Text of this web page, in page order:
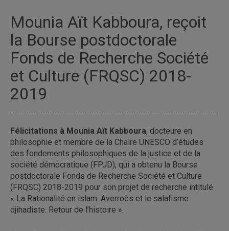
Mounia Aït Kabboura, reçoit
la Bourse postdoctorale
Fonds de Recherche Société
et Culture (FRQSC) 2018-
2019
Félicitations à Mounia Aït Kabboura, docteure en
philosophie et membre de la Chaire UNESCO d’études
des fondements philosophiques de la justice et de la
société démocratique (FPJD), qui a obtenu la Bourse
postdoctorale Fonds de Recherche Société et Culture
(FRQSC) 2018-2019 pour son projet de recherche intitulé
« La Rationalité en islam. Averroès et le salafisme
djihadiste. Retour de l’histoire ».